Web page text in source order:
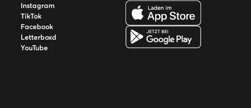
Instagram
TikTok
Facebook
Letterboxd
YouTube